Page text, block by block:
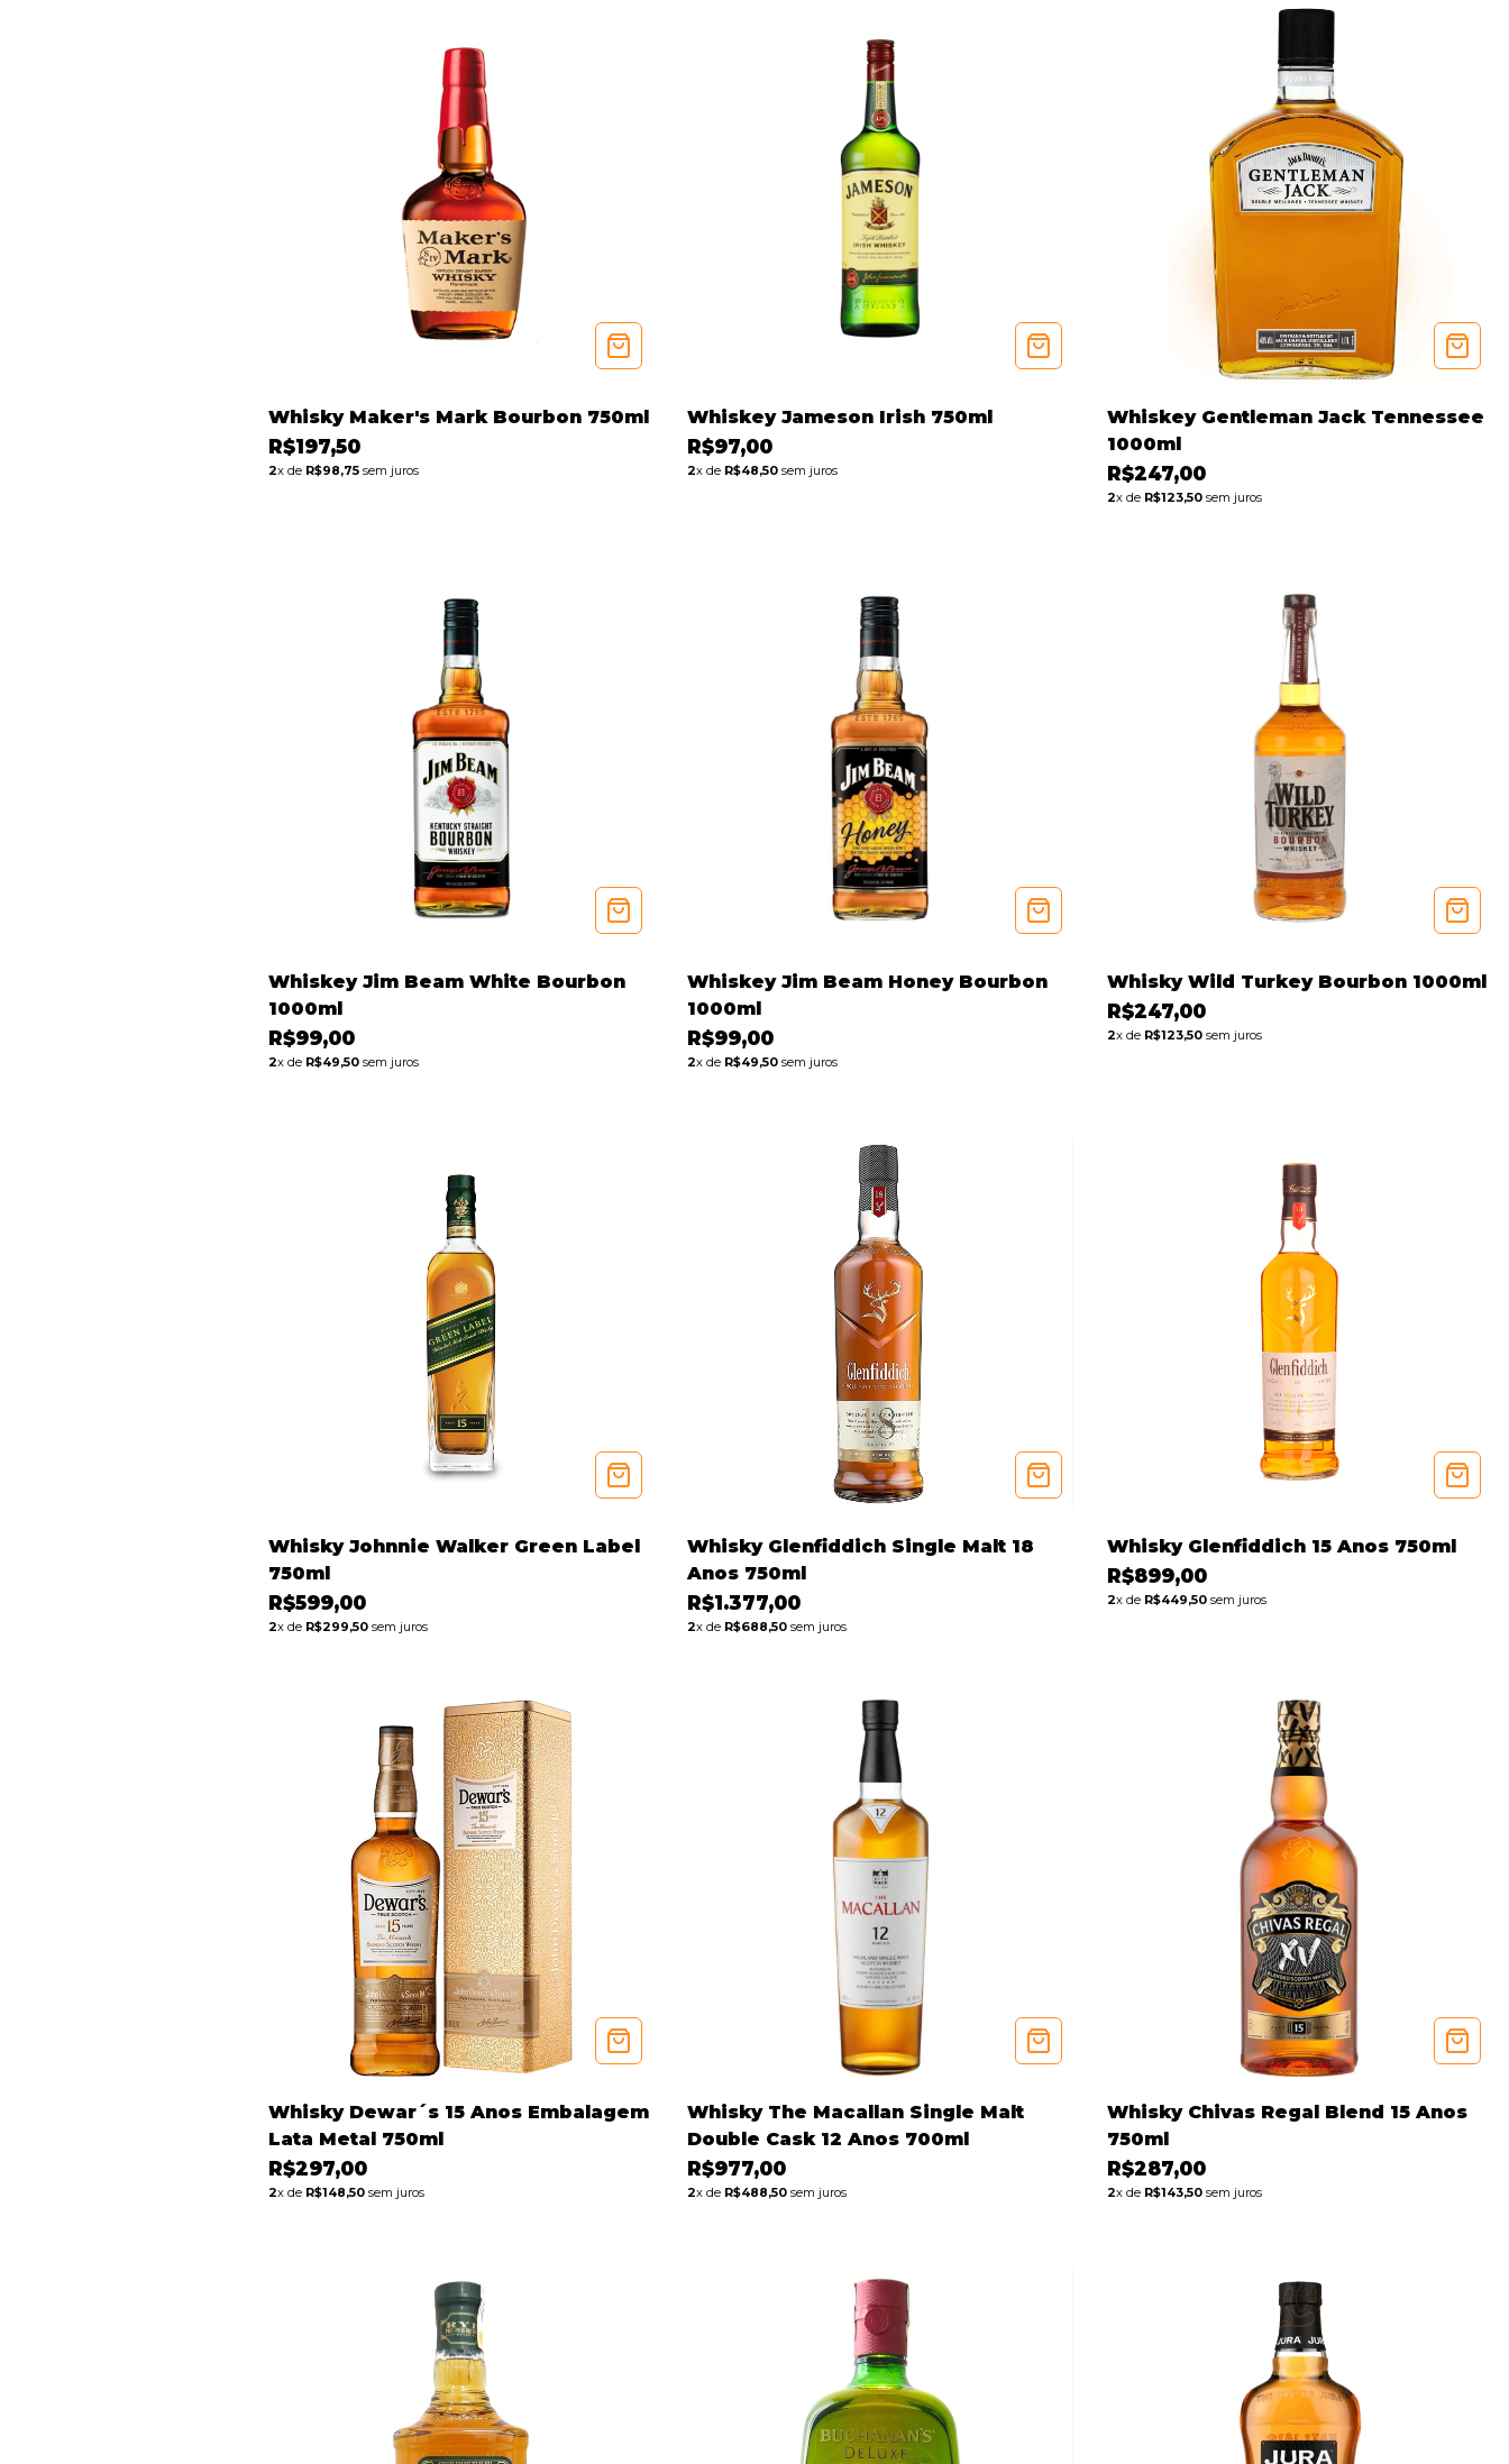
Whisky Maker's Mark Bourbon 750ml
R$197,50
2x de R$98,75 sem juros
Whiskey Jameson Irish 750ml
R$97,00
2x de R$48,50 sem juros
Whiskey Gentleman Jack Tennessee
1000ml
R$247,00
2x de R$123,50sem juros
Whiskey Jim Beam White Bourbon
1000ml
R$99,00
2x de R$49,50 sem juros
Whiskey Jim Beam Honey Bourbon
1000ml
R$99,00
2x de R$49,50 sem juros
Whisky Wild Turkey Bourbon 1000ml
R$247,00
2x de R$123,50sem juros
Whisky Johnnie Walker Green Label
750ml
R$599,00
2x de R$299,50 sem juros
Whisky Glenfiddich Single Malt 18
Anos 750ml
R$1.377,00
2x de R$688,50 sem juros
Whisky Glenfiddich 15 Anos 750ml
R$899,00
2x de R$449,50sem juros
Whisky Dewar´s 15 Anos Embalagem
Lata Metal 750ml
R$297,00
2x de R$148,50 sem juros
Whisky The Macallan Single Malt
Double Cask 12 Anos 700ml
R$977,00
2x de R$488,50 sem juros
Whisky Chivas Regal Blend 15 Anos
750ml
R$287,00
2x de R$143,50sem juros